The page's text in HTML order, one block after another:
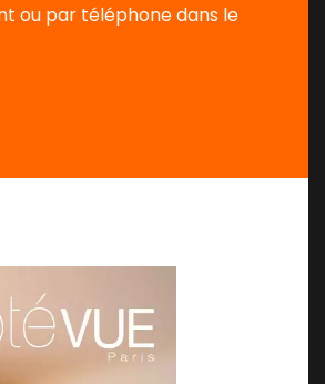
ou par téléphone dans le